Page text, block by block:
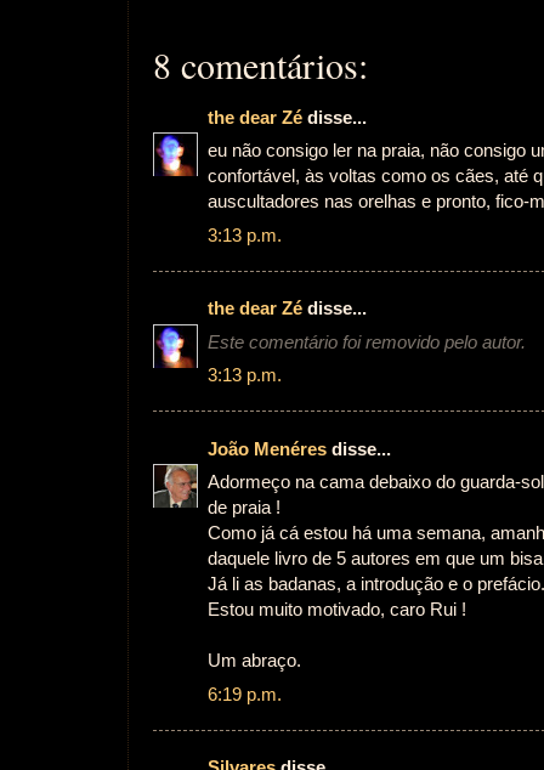
8 comentários:
the dear Zé disse...
eu não consigo ler na praia, não consigo
confortável, às voltas como os cães, até
auscultadores nas orelhas e pronto, fico-
3:13 p.m.
the dear Zé disse...
Este comentário foi removido pelo autor.
3:13 p.m.
João Menéres disse...
Adormeço na cama debaixo do guarda-
de praia !
Como já cá estou há uma semana,
daquele livro de 5 autores em que um
Já li as badanas, a introdução e o prefácio.
Estou muito motivado, caro Rui !
Um abraço.
6:19 p.m.